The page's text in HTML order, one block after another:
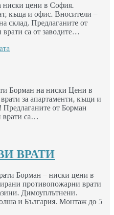
ниски цени в София.
къща и офис. Вносители –
склад. Предлаганите от
са от заводите…
Борман на ниски Цени в
за апартаменти, къщи и
Предлаганите от Борман
врати са…
ВРАТИ
Борман – ниски цени в
противопожарни врати
Димоуплътнени.
и България. Монтаж до 5